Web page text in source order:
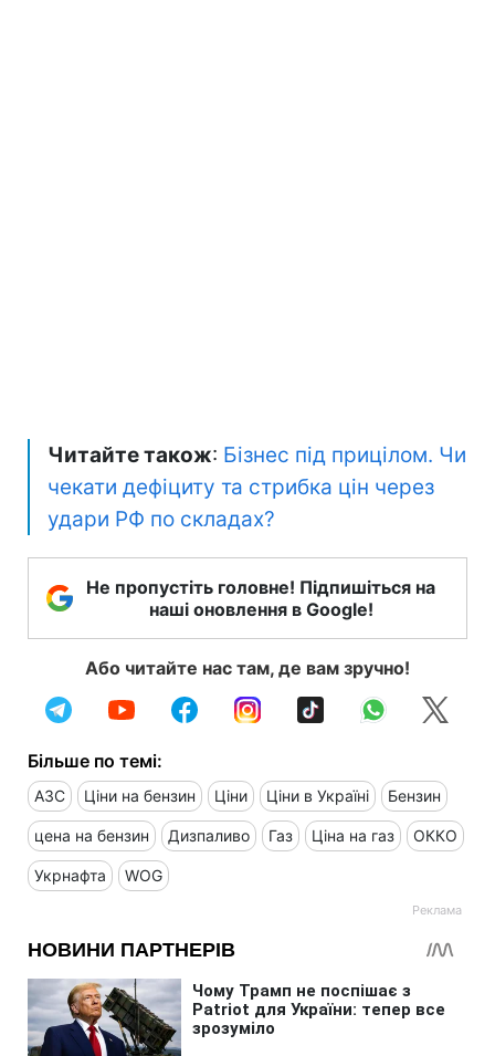
Читайте також: Бізнес під прицілом. Чи
чекати дефіциту та стрибка цін через
удари РФ по складах?
Не пропустіть головне! Підпишіться на
наші оновлення в Google!
Або читайте нас там, де вам зручно!
Більше по темі:
АЗС Ціни на бензин Ціни Ціни в Україні Бензин
цена на бензин Дизпаливо Газ Ціна на газ ОККО
Укрнафта WOG